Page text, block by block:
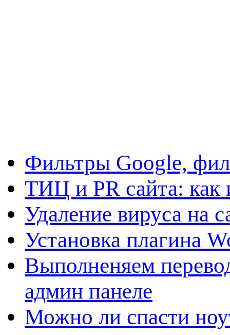
Фильтры Google,
ТИЦ и PR сайта: как
Удаление вируса на
Установка плагина
Выполненяем
админ панеле
Можно ли спасти